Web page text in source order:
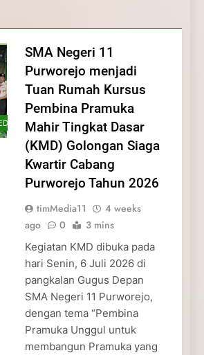
Generasi
SMA Negeri 11
Purworejo menjadi
Tuan Rumah Kursus
Pembina Pramuka
Mahir Tingkat Dasar
(KMD) Golongan Siaga
Kwartir Cabang
Purworejo Tahun 2026
timMedia11
4 weeks
ago
0 3 mins
Kegiatan KMD dibuka pada
hari Senin, 6 Juli 2026 di
pangkalan Gugus Depan
SMA Negeri 11 Purworejo,
dengan tema “Pembina
Pramuka Unggul untuk
membangun Pramuka yang